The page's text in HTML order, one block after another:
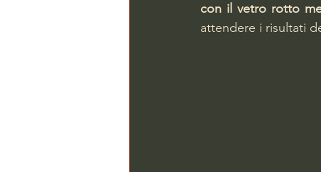
con il vetro rotto
attendere i risultati